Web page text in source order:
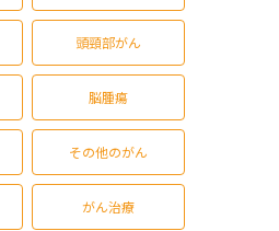
頭頸部がん
脳腫瘍
その他のがん
がん治療